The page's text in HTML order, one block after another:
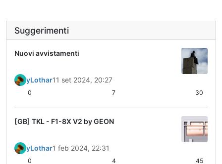
Suggerimenti
Nuovi avvistamenti
yLothar11 set 2024, 20:27
0 7 30
[GB] TKL - F1-8X V2 by GEON
yLothar1 feb 2024, 22:31
0 4 45